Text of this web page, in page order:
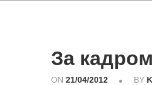
За кадром
ON 21/04/2012 BY